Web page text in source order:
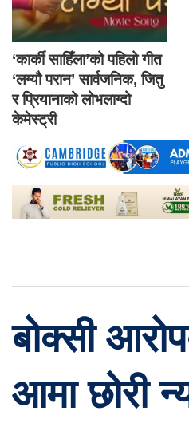
‘कार्की साहिँला’को पहिलो गीत
‘लग्यौ परान’ सार्वजनिक, जितु
र प्रियानाको लोभलाग्दो
केमेस्ट्री
बोक्सी
आमा छोरी